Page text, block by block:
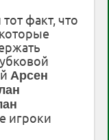
факт, что
Арсен
игроки